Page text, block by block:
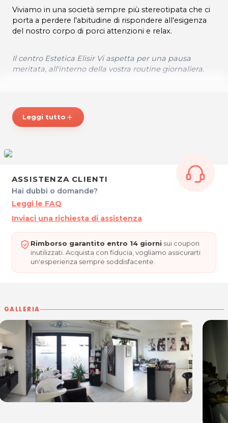
Viviamo in una società sempre più stereotipata che ci
porta a perdere l'abitudine di rispondere all'esigenza
del nostro corpo di porci attenzioni e relax.
Il centro Estetica Elisir Vi aspetta per una pausa
meritata, all'interno della vostra routine giornaliera.
www.esteticaelisirpordenone.it
Mar - Mer: 9.00 - 19.00
Gio: 13.00 - 19.00
ESTETICA ELISIR di Guerra Erica
Via delle Grazie, 7
P.IVA 01741170938
Cel. 3407423534
Per ulteriori informazioni sull'offerta o sulle modalità di
acquisto scrivi a posta@espevia.it
Leggi tutto add
ASSISTENZA CLIENTI
Hai dubbi o domande?
Leggi le FAQ
Inviaci una richiesta di assistenza
Rimborso garantito entro 14 giorni sui coupon
inutilizzati. Acquista con fiducia, vogliamo assicurarti
un'esperienza sempre soddisfacente.
GALLERIA